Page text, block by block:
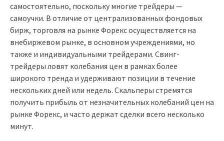
самостоятельно, поскольку многие трейдеры —
самоучки. В отличие от централизованных фондовых
бирж, торговля на рынке Форекс осуществляется на
внебиржевом рынке, в основном учреждениями, но
также и индивидуальными трейдерами. Свинг-
трейдеры ловят колебания цен в рамках более
широкого тренда и удерживают позиции в течение
нескольких дней или недель. Скальперы стремятся
получить прибыль от незначительных колебаний цен на
рынке Форекс, и часто держат сделки всего несколько
минут.